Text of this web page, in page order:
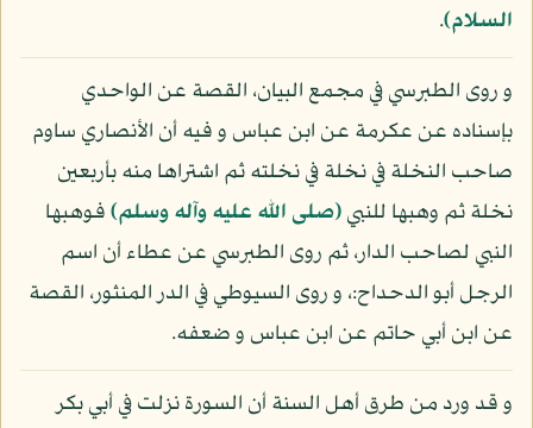
السلام).
و روى الطبرسي في مجمع البيان، القصة عن الواحدي
بإسناده عن عكرمة عن ابن عباس و فيه أن الأنصاري ساوم
صاحب النخلة في نخلة في نخلته ثم اشتراها منه بأربعين
نخلة ثم وهبها للنبي(صلى الله عليه وآله وسلم)فوهبها
النبي لصاحب الدار، ثم روى الطبرسي عن عطاء أن اسم
الرجل أبو الدحداح:، و روى السيوطي في الدر المنثور، القصة
عن ابن أبي حاتم عن ابن عباس و ضعفه.
و قد ورد من طرق أهل السنة أن السورة نزلت في أبي بكر